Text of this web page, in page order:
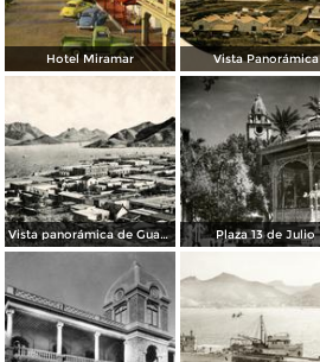
Hotel Miramar Vista Panorámica
Vista panorámica de Guaymas Plaza 13 de Julio